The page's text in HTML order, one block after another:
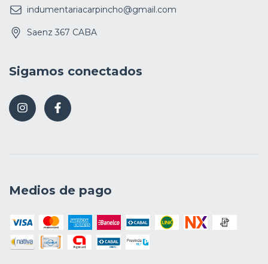
indumentariacarpincho@gmail.com
Saenz 367 CABA
Sigamos conectados
Medios de pago